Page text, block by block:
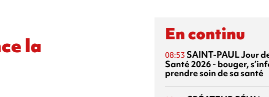
la
En continu
08:53 SAINT-PAULJour
Santé 2026 - bouger,
prendre soin de sa santé